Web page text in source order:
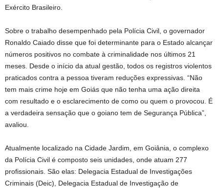
Exército Brasileiro.
Sobre o trabalho desempenhado pela Polícia Civil, o governador
Ronaldo Caiado disse que foi determinante para o Estado alcançar
números positivos no combate à criminalidade nos últimos 21
meses. Desde o início da atual gestão, todos os registros violentos
praticados contra a pessoa tiveram reduções expressivas. “Não
tem mais crime hoje em Goiás que não tenha uma ação direita
com resultado e o esclarecimento de como ou quem o provocou. É
a verdadeira sensação que o goiano tem de Segurança Pública”,
avaliou.
Atualmente localizado na Cidade Jardim, em Goiânia, o complexo
da Polícia Civil é composto seis unidades, onde atuam 277
profissionais. São elas: Delegacia Estadual de Investigações
Criminais (Deic), Delegacia Estadual de Investigação de